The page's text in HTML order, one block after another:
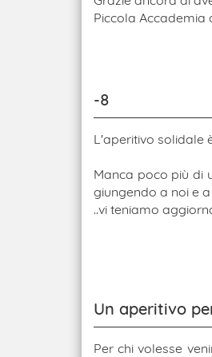
Piccola Accademia
-8
L'aperitivo solidale
Manca poco più di
giungendo a noi e
..vi teniamo
Un aperitivo
Per chi volesse